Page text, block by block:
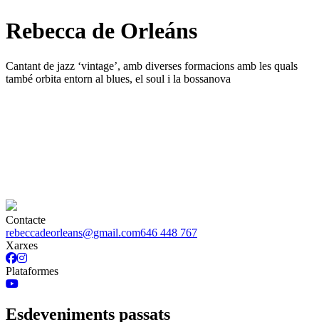
Rebecca de Orleáns
Cantant de jazz ‘vintage’, amb diverses formacions amb les quals
també orbita entorn al blues, el soul i la bossanova
Contacte
rebeccadeorleans@gmail.com646 448 767
Xarxes
Plataformes
Esdeveniments passats